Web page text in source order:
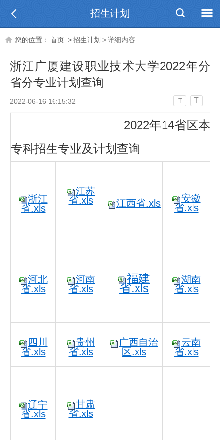
招生计划
您的位置： 首页 >招生计划 >详细内容
浙江广厦建设职业技术大学2022年分
省分专业计划查询
2022-06-16 16:15:32 T T
2022年14省区本
专科招生专业及计划查询
浙江
省.xls
江苏
省.xls
江西省.xls
安徽
省.xls
河北
省.xls
河南
省.xls
福建
省.xls
湖南
省.xls
四川
省.xls
贵州
省.xls
广西自治
区.xls
云南
省.xls
辽宁
省.xls
甘肃
省.xls